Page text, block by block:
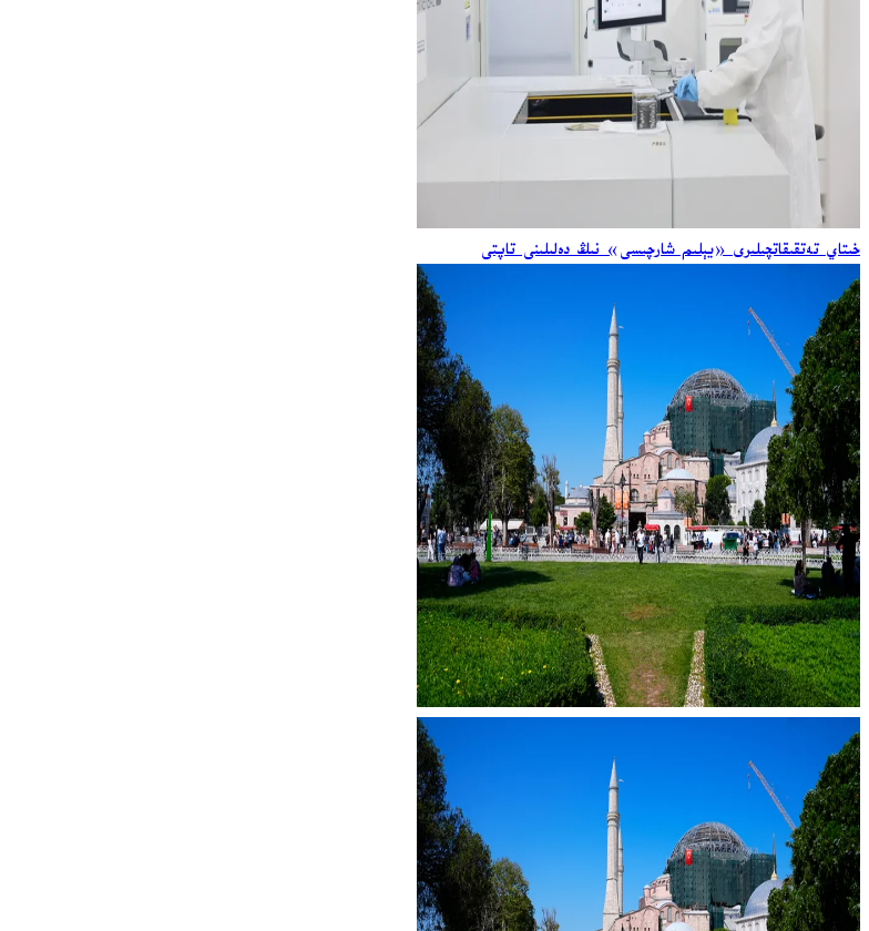
خىتاي تەتقىقاتچىلىرى «يېلىم شارچىسى» نىڭ دەلىلىنى تاپتى